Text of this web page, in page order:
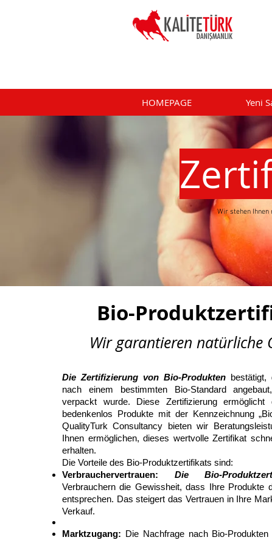
HOMEPAGE Yeni
Wir stehen
Bio-
Wir garantieren natürliche
Die Zertifizierung von Bio-Produkten
nach einem bestimmten Bio-Standard
verpackt wurde. Diese Zertifizierung ermöglicht
bedenkenlos Produkte mit der Kennzeichnung
QualityTurk Consultancy bieten wir
Ihnen ermöglichen, dieses wertvolle Zertifikat
erhalten.
Die Vorteile des Bio-Produktzertifikats sind:
Verbrauchervertrauen:
Die Bio-
Verbrauchern die Gewissheit, dass Ihre Produkte
entsprechen. Das steigert das Vertrauen in Ihre
Verkauf.
Marktzugang: Die Nachfrage nach Bio-